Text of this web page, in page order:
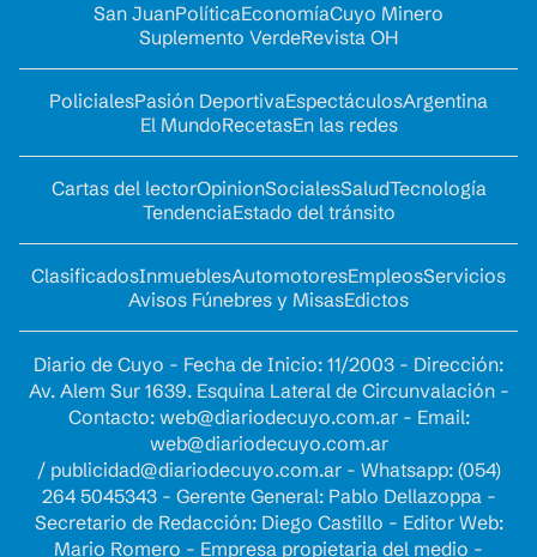
San JuanPolíticaEconomíaCuyo Minero
Suplemento VerdeRevista OH
PolicialesPasión DeportivaEspectáculosArgentina
El MundoRecetasEn las redes
Cartas del lectorOpinionSocialesSaludTecnología
TendenciaEstado del tránsito
ClasificadosInmueblesAutomotoresEmpleosServicios
Avisos Fúnebres y MisasEdictos
Diario de Cuyo - Fecha de Inicio: 11/2003 - Dirección:
Av. Alem Sur 1639. Esquina Lateral de Circunvalación -
Contacto: web@diariodecuyo.com.ar- Email:
web@diariodecuyo.com.ar
/ publicidad@diariodecuyo.com.ar- Whatsapp: (054)
264 5045343 - Gerente General: Pablo Dellazoppa -
Secretario de Redacción: Diego Castillo - Editor Web:
Mario Romero - Empresa propietaria del medio -